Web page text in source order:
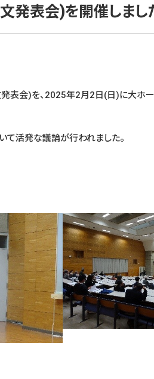
表会)を開催しまし
会)を、2025年2月2日(日)に大ホ
て活発な議論が行われました。